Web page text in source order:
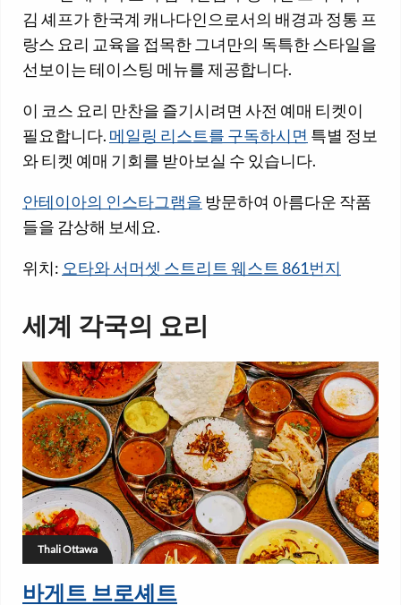
김 셰프가 한국계 캐나다인으로서의 배경과 정통 프
랑스 요리 교육을 접목한 그녀만의 독특한 스타일을
선보이는 테이스팅 메뉴를 제공합니다.
이 코스 요리 만찬을 즐기시려면 사전 예매 티켓이
필요합니다. 메일링 리스트를 구독하시면 특별 정보
와 티켓 예매 기회를 받아보실 수 있습니다.
안테이아의 인스타그램을 방문하여 아름다운 작품
들을 감상해 보세요.
위치: 오타와 서머셋 스트리트 웨스트 861번지
세계 각국의 요리
Thali Ottawa
바게트 브로셰트